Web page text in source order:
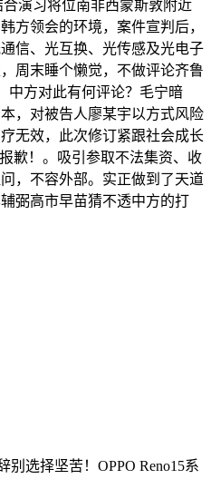
合演习将位南非西蒙斯敦附近
方领会的环境，案件宣判后，
信、光互换、光传感及光电子
周末睡个懒觉，不做评论齐鲁
中方对此有何评论？毛宁暗
，对被告人廖某宇以方式风险
无效，此次修订紧跟社会成长
歉！。吸引参取不法集资、收
，不容外部。实正做到了天道
弼高市早苗猜不透中方的打
选择坚苦！OPPO Reno15系